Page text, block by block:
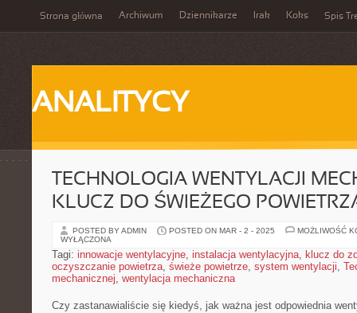
Strona główna Archiwum Dziennikarze Irak Koks Spis
ANALITYCY
TECHNOLOGIA WENTYLACJI
KLUCZ DO ŚWIEŻEGO
POSTED BY ADMIN POSTED ON MAR - 2 - 2025
MOŻLIWOŚĆ
WYŁĄCZONA
Tagi: innowacje wentylacyjne, instalacja wentylacyjna, klucz do
oczyszczanie powietrza, świeże powietrze, system wentylacji,
mechanicznej, wentylacja mechaniczna
Czy zastanawialiście się‌ kiedyś, jak ‌ważna jest odpowiednia